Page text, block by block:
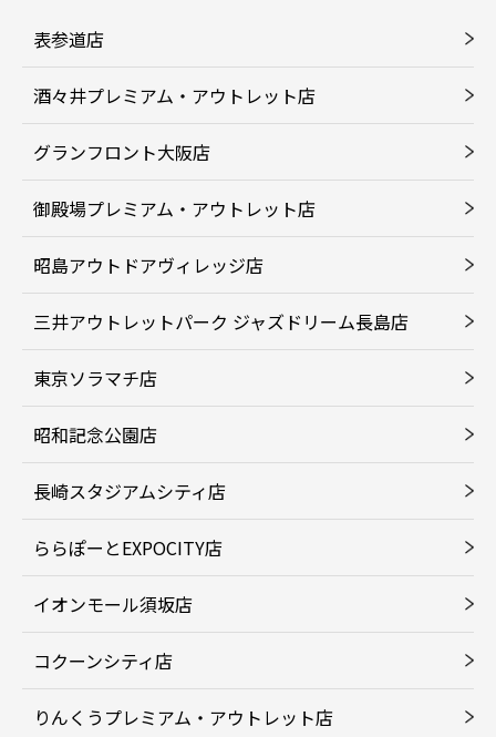
表参道店
酒々井プレミアム・アウトレット店
グランフロント大阪店
御殿場プレミアム・アウトレット店
昭島アウトドアヴィレッジ店
三井アウトレットパーク ジャズドリーム長島店
東京ソラマチ店
昭和記念公園店
長崎スタジアムシティ店
ららぽーとEXPOCITY店
イオンモール須坂店
コクーンシティ店
りんくうプレミアム・アウトレット店